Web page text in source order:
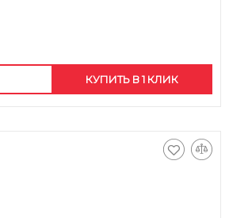
КУПИТЬ В 1 КЛИК